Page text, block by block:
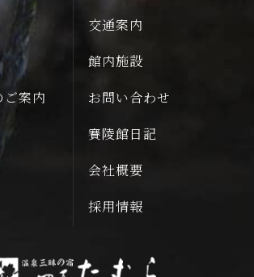
交通案内
館内施設
ご案内
お問い合わせ
賽陵館日記
会社概要
採用情報